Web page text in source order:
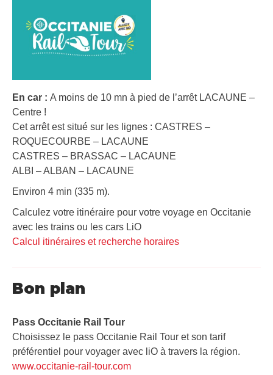
En car : A moins de 10 mn à pied de l’arrêt LACAUNE –
Centre !
Cet arrêt est situé sur les lignes : CASTRES –
ROQUECOURBE – LACAUNE
CASTRES – BRASSAC – LACAUNE
ALBI – ALBAN – LACAUNE
Environ 4 min (335 m).
Calculez votre itinéraire pour votre voyage en Occitanie
avec les trains ou les cars LiO
Calcul itinéraires et recherche horaires
Bon plan
Pass Occitanie Rail Tour​
Choisissez le pass Occitanie Rail Tour et son tarif
préférentiel pour voyager avec liO à travers la région.
www.occitanie-rail-tour.com